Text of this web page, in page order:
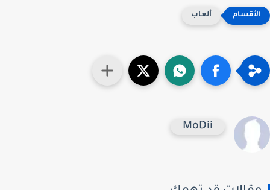
ألعاب
MoDii